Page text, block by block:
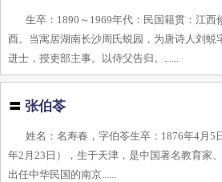
生卒：1890～1969年代：民国籍贯：江
酉。当寓居湖南长沙周氏蜕园，为唐诗人刘
迸士，授吏部主事。以侍父告归。......
〓张伯苓
姓名：名寿春，字伯苓生卒：1876年4月
年2月23日），生于天津，是中国著名教育家
出任中华民国的南京......